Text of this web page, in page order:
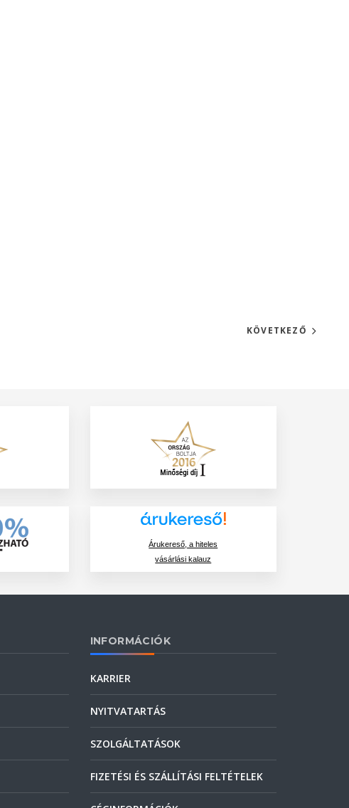
KÖVETKEZŐ
Árukereső, a hiteles
vásárlási kalauz
INFORMÁCIÓK
KARRIER
NYITVATARTÁS
SZOLGÁLTATÁSOK
FIZETÉSI ÉS SZÁLLÍTÁSI FELTÉTELEK